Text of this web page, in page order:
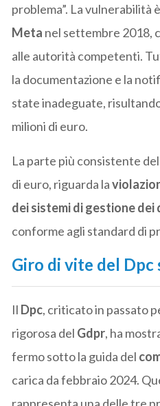
problema”. La vulnerabilità
Meta nel settembre 2018,
alle autorità competenti.
la documentazione e la
state inadeguate,
milioni di euro.
La parte più consistente
di euro, riguarda la
dei sistemi di gestione dei
conforme agli standard di
Giro di vite del Dpc
Il Dpc, criticato in passato
rigorosa del Gdpr, ha
fermo sotto la guida del
carica da febbraio 2024.